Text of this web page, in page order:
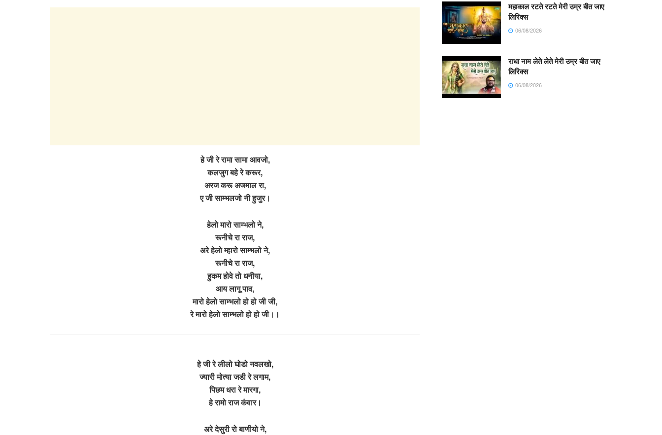
हे जी रे रामा सामा आवजो,
कलजुग बहे रे करूर,
अरज करू अजमाल रा,
ए जी साम्भलजो नी हुजुर।
हेलो मारो साम्भलो ने,
रूनीचे रा राज,
अरे हेलो म्हारो साम्भलो ने,
रूनीचे रा राज,
हुकम होवे तो धनीया,
आय लागू पाव,
मारो हेलो साम्भलो हो हो जी जी,
रे मारो हेलो साम्भलो हो हो जी।।
हे जी रे लीलो घोडो नवलखो,
ज्यारी मोत्या जडी रे लगाम,
पिछम धरा रे मारगा,
हे रामो राज कंवार।
अरे देसुरी रो बाणीयो ने,
महाकाल रटते रटते मेरी उम्र बीत जाए
लिरिक्स
06/08/2026
राधा नाम लेते लेते मेरी उम्र बीत जाए
लिरिक्स
06/08/2026